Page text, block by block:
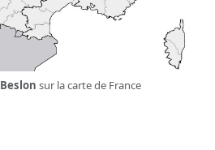
Beslon sur la carte de France